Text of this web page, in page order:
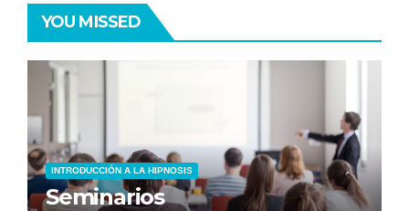
YOU MISSED
INTRODUCCIÓN A LA HIPNOSIS
Seminarios